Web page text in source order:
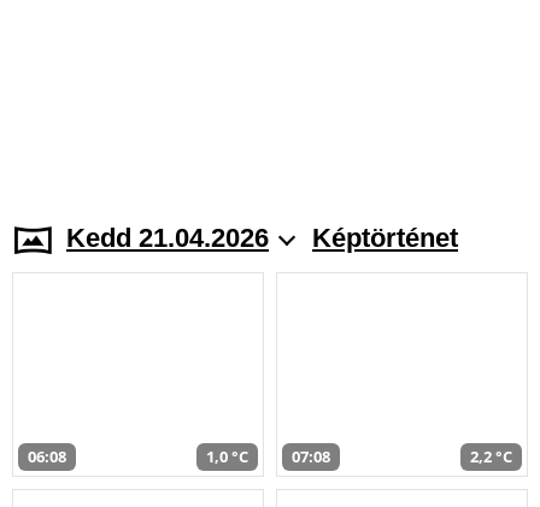
Kedd 21.04.2026 Képtörténet
06:08 1,0 °C 07:08 2,2 °C